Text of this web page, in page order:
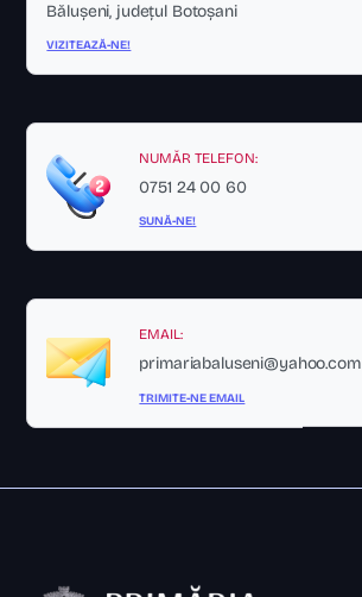
Bălușeni, județul Botoșani
VIZITEAZĂ-NE!
NUMĂR TELEFON:
0751 24 00 60
SUNĂ-NE!
EMAIL:
primariabaluseni@yahoo.com
TRIMITE-NE EMAIL